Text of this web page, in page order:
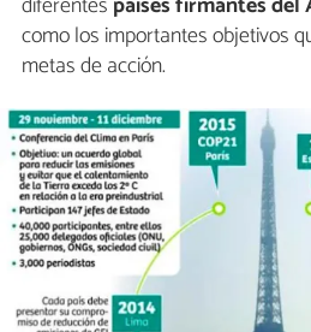
como los importantes objetivos
metas de acción.